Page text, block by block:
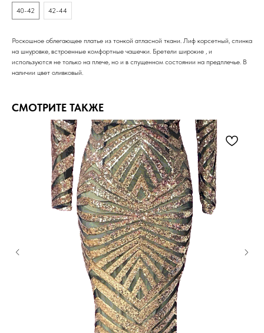
40-42
42-44
Роскошное облегающее платье из тонкой атласной ткани. Лиф корсетный, спинка
на шнуровке, встроенные комфортные чашечки. Бретели широкие , и
используются не только на плече, но и в спущенном состоянии на предплечье. В
наличии цвет оливковый.
СМОТРИТЕ ТАКЖЕ